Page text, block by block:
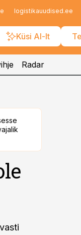
logistikauudised.ee
Küsi AI-lt
Radar